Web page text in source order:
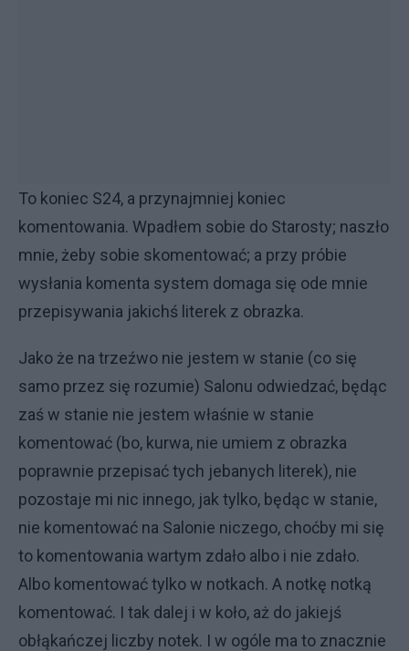
To koniec S24, a przynajmniej koniec
komentowania. Wpadłem sobie do Starosty; naszło
mnie, żeby sobie skomentować; a przy próbie
wysłania komenta system domaga się ode mnie
przepisywania jakichś literek z obrazka.
Jako że na trzeźwo nie jestem w stanie (co się
samo przez się rozumie) Salonu odwiedzać, będąc
zaś w stanie nie jestem właśnie w stanie
komentować (bo, kurwa, nie umiem z obrazka
poprawnie przepisać tych jebanych literek), nie
pozostaje mi nic innego, jak tylko, będąc w stanie,
nie komentować na Salonie niczego, choćby mi się
to komentowania wartym zdało albo i nie zdało.
Albo komentować tylko w notkach. A notkę notką
komentować. I tak dalej i w koło, aż do jakiejś
obłąkańczej liczby notek. I w ogóle ma to znacznie